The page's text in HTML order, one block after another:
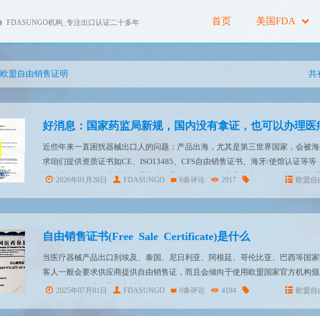
FDASUNGO机构_专注出口认证二十多年 首页 美国FDA
欧盟自由销售证明 共
近些年来一直困扰器械出口人的问题：产品出海，尤其是第三世界国家，会被
求咱们提供资质证书如CE、ISO13485、CFS自由销售证书、海牙/使馆认证等等
国内没有市场的厂家来说办理药监出具的自由销售证书最为头疼。 为支持医疗
2026年01月28日 FDASUNGO 0条评论 2917 欧盟自
自由销售证书(Free Sale Certificate)是什么
当医疗器械产品出口到埃及、泰国、尼日利亚、阿根廷、哥伦比亚、巴西等国
客人一般会要求供应商提供自由销售证，而且会倾向于使用欧盟国家官方机构
销售证。那么什么是自由销售证（Free Sale Certificate / Certificates of Free Sale
2025年07月01日 FDASUNGO 0条评论 4194 欧盟自